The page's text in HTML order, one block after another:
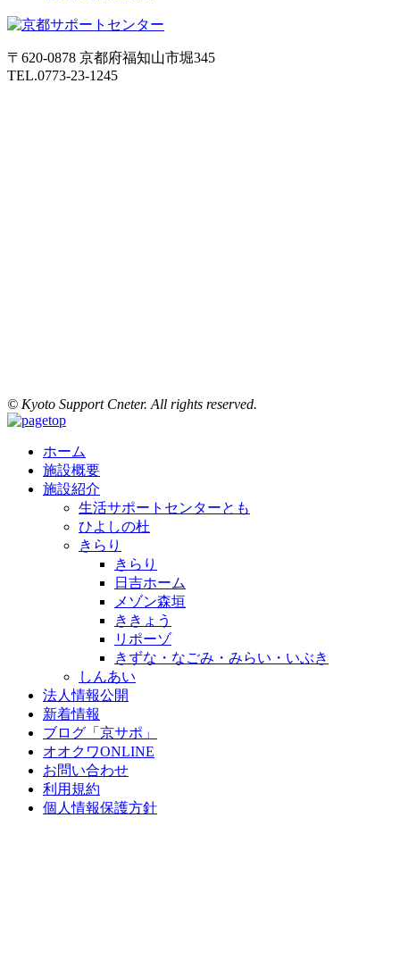
〒620-0878 京都府福知山市堀345
TEL.0773-23-1245
© Kyoto Support Cneter. All rights reserved.
ホーム
施設概要
施設紹介
生活サポートセンターとも
ひよしの杜
きらり
きらり
日吉ホーム
メゾン森垣
ききょう
リポーゾ
きずな・なごみ・みらい・いぶき
しんあい
法人情報公開
新着情報
ブログ「京サポ」
オオクワONLINE
お問い合わせ
利用規約
個人情報保護方針